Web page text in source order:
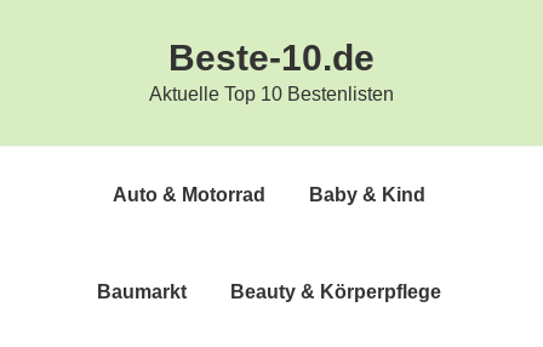
Beste-10.de
Aktuelle Top 10 Bestenlisten
Auto & Motorrad Baby & Kind
Bau­markt Beau­ty & Körperpflege